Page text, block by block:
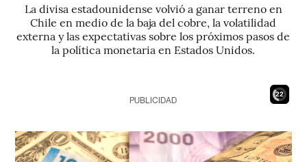
La divisa estadounidense volvió a ganar terreno en
Chile en medio de la baja del cobre, la volatilidad
externa y las expectativas sobre los próximos pasos de
la política monetaria en Estados Unidos.
20
PUBLICIDAD